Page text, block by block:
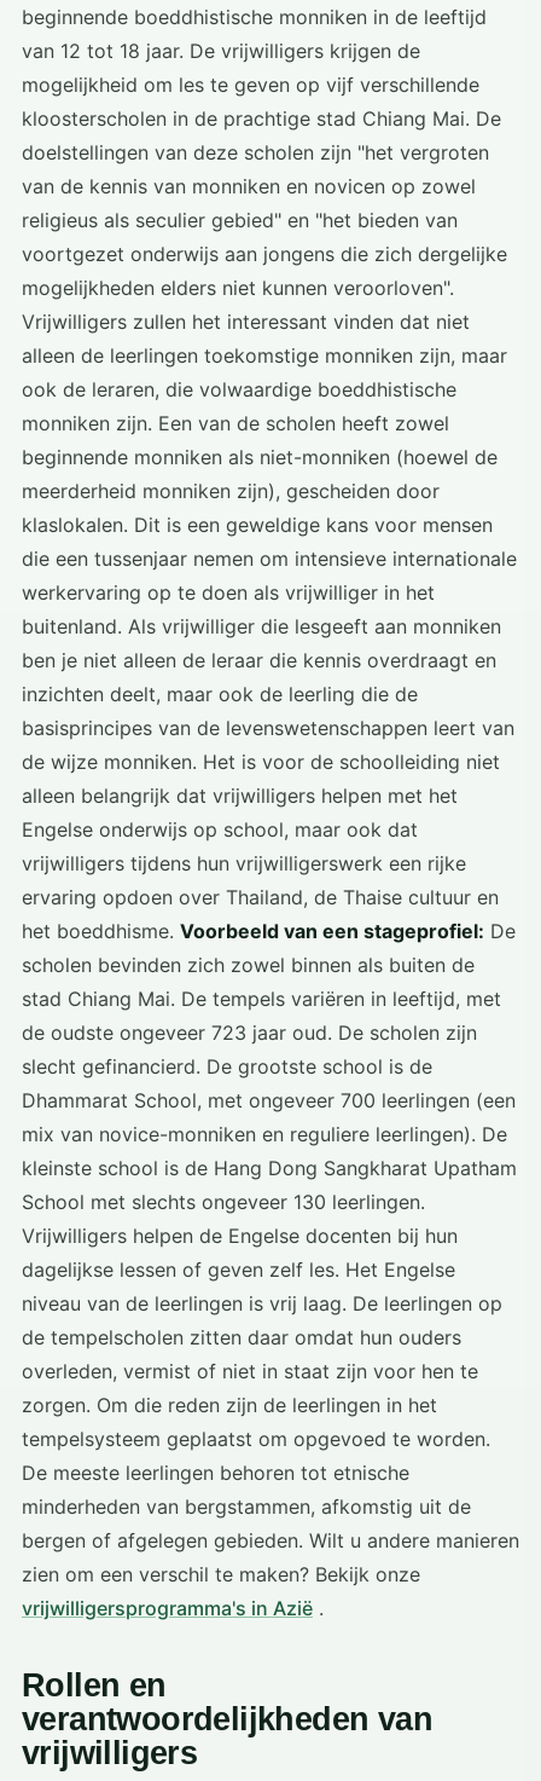
beginnende boeddhistische monniken in de leeftijd
van 12 tot 18 jaar. De vrijwilligers krijgen de
mogelijkheid om les te geven op vijf verschillende
kloosterscholen in de prachtige stad Chiang Mai. De
doelstellingen van deze scholen zijn "het vergroten
van de kennis van monniken en novicen op zowel
religieus als seculier gebied" en "het bieden van
voortgezet onderwijs aan jongens die zich dergelijke
mogelijkheden elders niet kunnen veroorloven".
Vrijwilligers zullen het interessant vinden dat niet
alleen de leerlingen toekomstige monniken zijn, maar
ook de leraren, die volwaardige boeddhistische
monniken zijn. Een van de scholen heeft zowel
beginnende monniken als niet-monniken (hoewel de
meerderheid monniken zijn), gescheiden door
klaslokalen. Dit is een geweldige kans voor mensen
die een tussenjaar nemen om intensieve internationale
werkervaring op te doen als vrijwilliger in het
buitenland. Als vrijwilliger die lesgeeft aan monniken
ben je niet alleen de leraar die kennis overdraagt en
inzichten deelt, maar ook de leerling die de
basisprincipes van de levenswetenschappen leert van
de wijze monniken. Het is voor de schoolleiding niet
alleen belangrijk dat vrijwilligers helpen met het
Engelse onderwijs op school, maar ook dat
vrijwilligers tijdens hun vrijwilligerswerk een rijke
ervaring opdoen over Thailand, de Thaise cultuur en
het boeddhisme. Voorbeeld van een stageprofiel: De
scholen bevinden zich zowel binnen als buiten de
stad Chiang Mai. De tempels variëren in leeftijd, met
de oudste ongeveer 723 jaar oud. De scholen zijn
slecht gefinancierd. De grootste school is de
Dhammarat School, met ongeveer 700 leerlingen (een
mix van novice-monniken en reguliere leerlingen). De
kleinste school is de Hang Dong Sangkharat Upatham
School met slechts ongeveer 130 leerlingen.
Vrijwilligers helpen de Engelse docenten bij hun
dagelijkse lessen of geven zelf les. Het Engelse
niveau van de leerlingen is vrij laag. De leerlingen op
de tempelscholen zitten daar omdat hun ouders
overleden, vermist of niet in staat zijn voor hen te
zorgen. Om die reden zijn de leerlingen in het
tempelsysteem geplaatst om opgevoed te worden.
De meeste leerlingen behoren tot etnische
minderheden van bergstammen, afkomstig uit de
bergen of afgelegen gebieden. Wilt u andere manieren
zien om een verschil te maken? Bekijk onze
vrijwilligersprogramma's in Azië .
Rollen en
verantwoordelijkheden van
vrijwilligers